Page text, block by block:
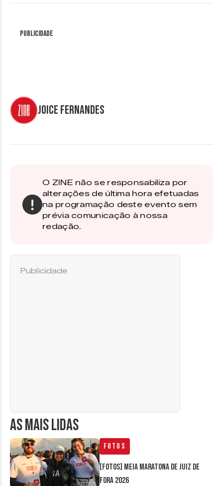
Publicidade
Joice Fernandes
O ZINE não se responsabiliza por
alterações de última hora efetuadas
na programação deste evento sem
prévia comunicação à nossa
redação.
AS MAIS LIDAS
Fotos
[FOTOS] Meia Maratona de Juiz de
Fora 2026
Publicidade